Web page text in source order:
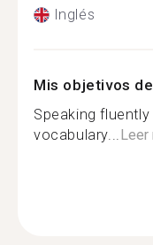
Inglés
Mis objetivos
Speaking
vocabulary...Leer